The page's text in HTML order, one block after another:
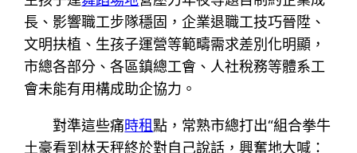
長、影響職工步隊穩固，企業退職工技巧晉陞、
文明扶植、生孩子運營等範疇需求差別化明顯，
市總各部分、各區鎮總工會、人社稅務等體系工
會未能有用構成助企協力。
對準這些痛時租點，常熟市總打出“組合拳牛
土豪看到林天秤終於對自己說話，興奮地大喊：